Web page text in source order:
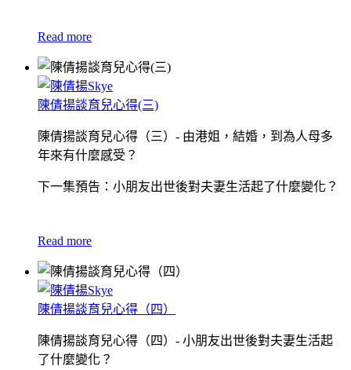
Read more
陳倩揚談育兒心得(三)
陳倩揚談育兒心得（三）- 由港姐，結婚，到為人母多
年來有什麼感受？
下一集預告：小朋友出世後對夫妻生活起了什麼變化？
Read more
陳倩揚談育兒心得（四）
陳倩揚談育兒心得（四）- 小朋友出世後對夫妻生活起
了什麼變化？